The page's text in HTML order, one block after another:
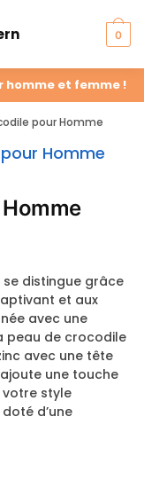
0
homme et femme !
pour Homme
se distingue grâce
et aux
avec une
peau de crocodile
avec une tête
une touche
votre style
d’une